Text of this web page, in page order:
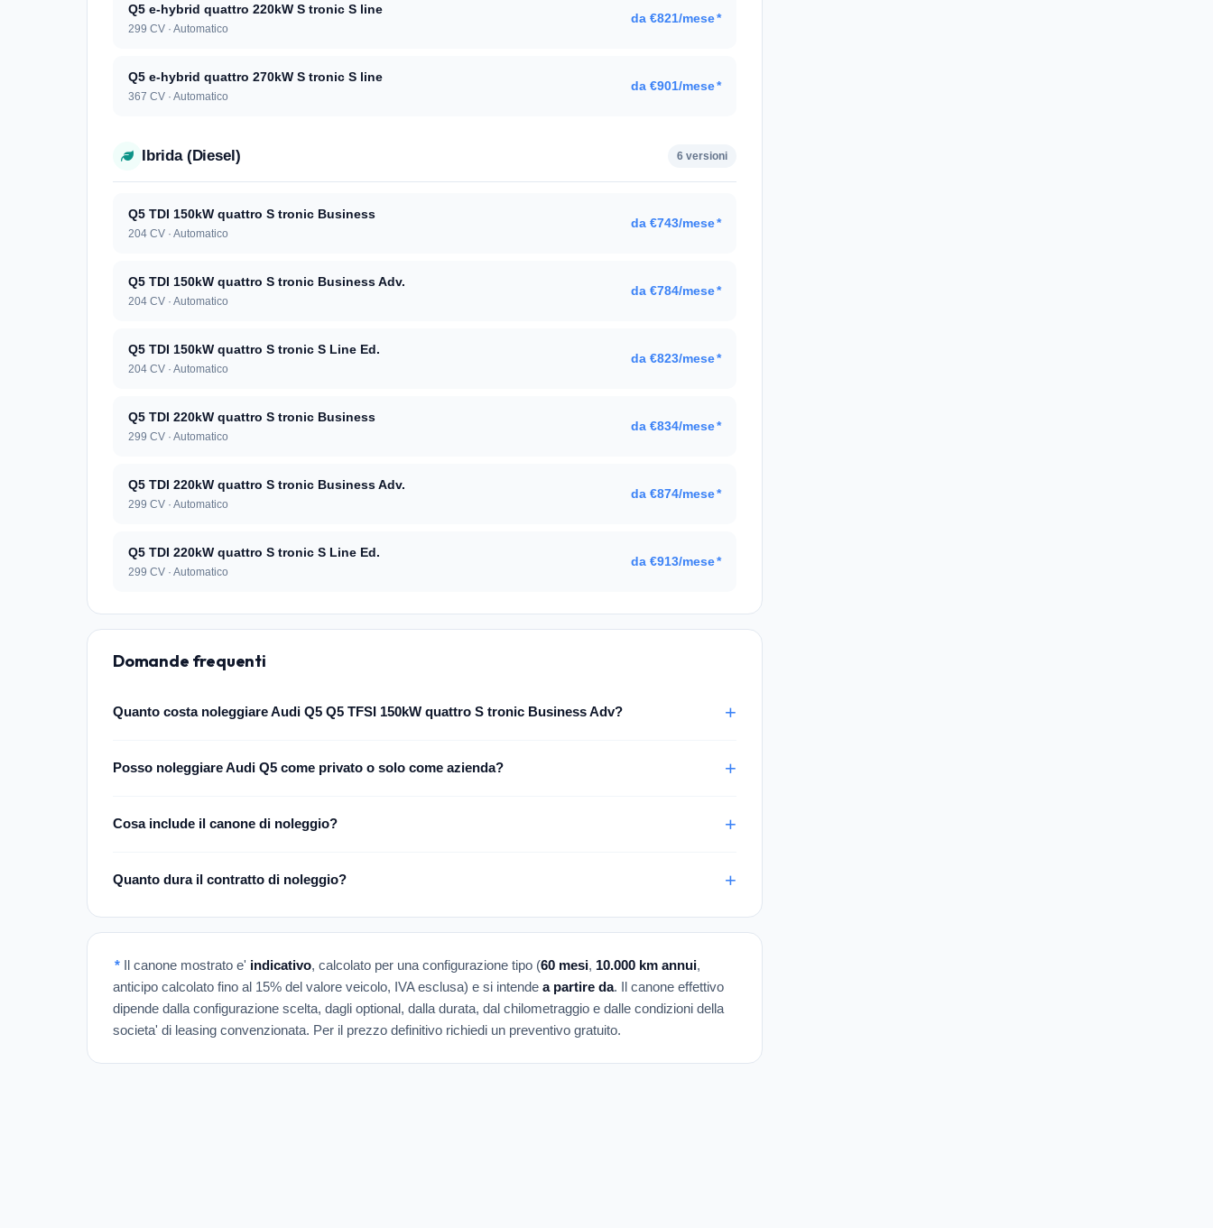
Q5 e-hybrid quattro 220kW S tronic S line
299 CV · Automatico
da €821/mese*
Q5 e-hybrid quattro 270kW S tronic S line
367 CV · Automatico
da €901/mese*
Ibrida (Diesel) 6 versioni
Q5 TDI 150kW quattro S tronic Business
204 CV · Automatico
da €743/mese*
Q5 TDI 150kW quattro S tronic Business Adv.
204 CV · Automatico
da €784/mese*
Q5 TDI 150kW quattro S tronic S Line Ed.
204 CV · Automatico
da €823/mese*
Q5 TDI 220kW quattro S tronic Business
299 CV · Automatico
da €834/mese*
Q5 TDI 220kW quattro S tronic Business Adv.
299 CV · Automatico
da €874/mese*
Q5 TDI 220kW quattro S tronic S Line Ed.
299 CV · Automatico
da €913/mese*
Domande frequenti
Quanto costa noleggiare Audi Q5 Q5 TFSI 150kW quattro S tronic Business Adv?
Posso noleggiare Audi Q5 come privato o solo come azienda?
Cosa include il canone di noleggio?
Quanto dura il contratto di noleggio?
* Il canone mostrato e' indicativo, calcolato per una configurazione tipo (60 mesi, 10.000 km annui,
anticipo calcolato fino al 15% del valore veicolo, IVA esclusa) e si intende a partire da. Il canone effettivo
dipende dalla configurazione scelta, dagli optional, dalla durata, dal chilometraggio e dalle condizioni della
societa' di leasing convenzionata. Per il prezzo definitivo richiedi un preventivo gratuito.